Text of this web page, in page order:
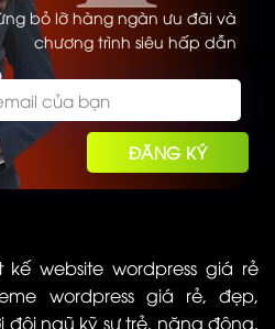
bỏ lỡ hàng ngàn ưu đãi và
chương trình siêu hấp dẫn
kế website wordpress giá rẻ
wordpress giá rẻ, đẹp,
đội ngũ kỹ sư trẻ, năng động,